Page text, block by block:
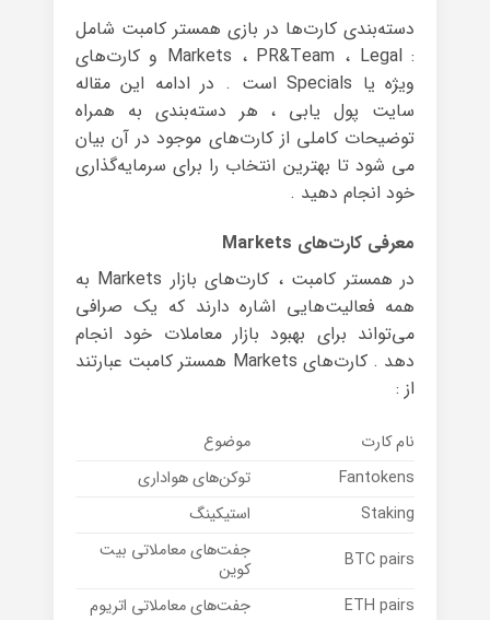
دسته‌بندی کارت‌ها در بازی همستر کامبت شامل
: Markets ، PR&Team ، Legal و کارت‌های
ویژه یا Specials است . در ادامه این مقاله
سایت پول یابی ، هر دسته‌بندی به همراه
توضیحات کاملی از کارت‌های موجود در آن بیان
می شود تا بهترین انتخاب را برای سرمایه‌گذاری
خود انجام دهید .
معرفی کارت‌های Markets
در همستر کامبت ، کارت‌های بازار Markets به
همه فعالیت‌هایی اشاره دارند که یک صرافی
می‌تواند برای بهبود بازار معاملات خود انجام
دهد . کارت‌های Markets همستر کامبت عبارتند
از :
نام کارت
موضوع
Fantokens
توکن‌های هواداری
Staking
استیکینگ
BTC pairs
جفت‌های معاملاتی بیت
کوین
ETH pairs
جفت‌های معاملاتی اتریوم